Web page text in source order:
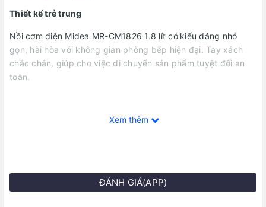
Thiết kế trẻ trung
Nồi cơm điện Midea MR-CM1826 1.8 lít có kiểu dáng nhỏ
gọn, hài hòa với không gian phòng bếp hiện đại. Tay xách
chắc chắn, giúp cho việc di chuyển sản phẩm tuyệt đối an
toàn.
Lòng nồi chống dính an toàn
nồi thuận tiện,an toàn cho sức khỏe.
Xem thêm
ĐÁNH GIÁ(APP)